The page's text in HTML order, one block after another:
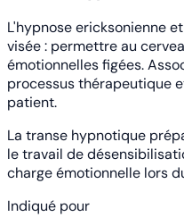
L'hypnose ericksonienne
visée : permettre au
émotionnelles figées.
processus thérapeutique
patient.
La transe hypnotique
le travail de
charge émotionnelle lors
Indiqué pour